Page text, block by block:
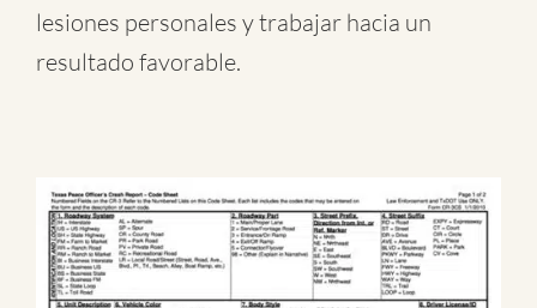
lesiones personales y trabajar hacia un
resultado favorable.